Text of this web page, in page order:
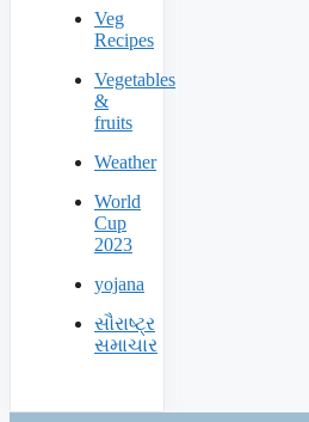
Veg
Recipes
Vegetables
&
fruits
Weather
World
Cup
2023
yojana
સૌરાષ્ટ્ર
સમાચાર